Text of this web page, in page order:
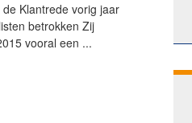
Klantrede vorig jaar
betrokken Zij
vooral een ...